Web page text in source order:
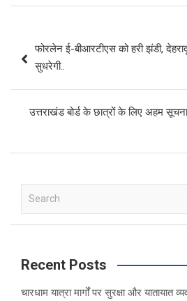
navigation
फोरलेन ई-बीआरटीएस को हरी झंडी,
सुधरेगी..
उत्तराखंड बोर्ड के छात्रों के लिए अहम
a
c
Recent Posts
चारधाम यात्रा मार्गों पर सुरक्षा और यातायात